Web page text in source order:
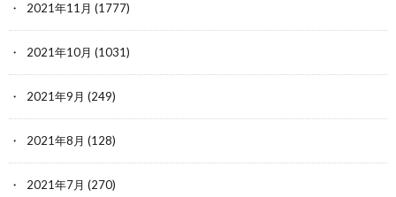
2021年11月 (1777)
2021年10月 (1031)
2021年9月 (249)
2021年8月 (128)
2021年7月 (270)